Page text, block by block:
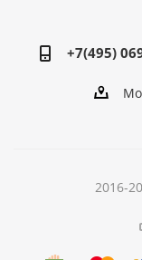
+7(495)
2016-